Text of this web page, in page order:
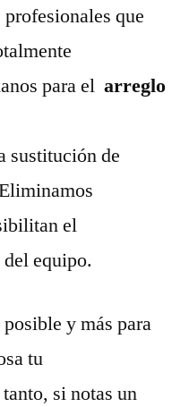
que
para el arreglo
sustitución de
el
equipo.
y más para
tu
si notas un